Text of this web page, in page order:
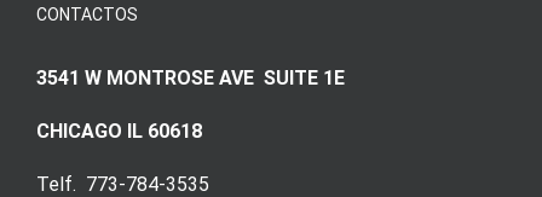
CONTACTOS
3541 W MONTROSE AVE SUITE 1E
CHICAGO IL 60618
Telf. 773-784-3535